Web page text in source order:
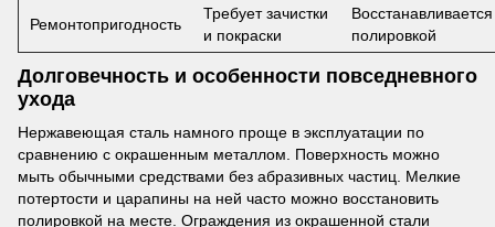
Ремонтопригодность
Требует зачистки
и покраски
Восстанавливается
полировкой
Долговечность и особенности повседневного
ухода
Нержавеющая сталь намного проще в эксплуатации по
сравнению с окрашенным металлом. Поверхность можно
мыть обычными средствами без абразивных частиц. Мелкие
потертости и царапины на ней часто можно восстановить
полировкой на месте. Ограждения из окрашенной стали